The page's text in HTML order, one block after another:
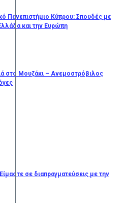
Πανεπιστήμιο Κύπρου: Σπουδές με
και την Ευρώπη
στο Μουζάκι – Ανεμοστρόβιλος
σε διαπραγματεύσεις με την